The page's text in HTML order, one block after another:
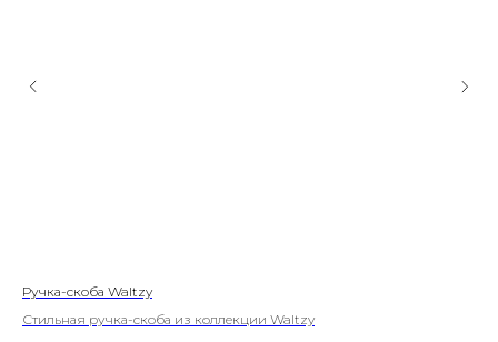
Ручка-скоба Waltzy
Стильная ручка-скоба из коллекции Waltzy